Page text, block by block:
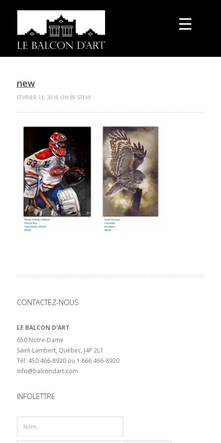
new
FÉVRIER 11, 2016 ON BY STEVE
CONTACTEZ-NOUS
LE BALCON D'ART
650 Notre-Dame
Saint-Lambert, Québec, J4P 2L1
Tél: 450 466-8920 ou 1 866 466-8920
info@balcondart.com
INFOLETTRE